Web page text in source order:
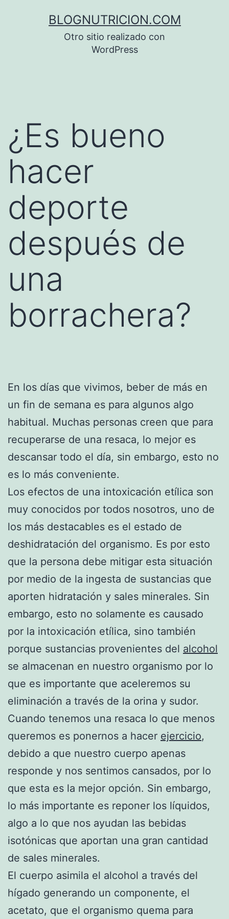
BLOGNUTRICION.COM
Otro sitio realizado con
WordPress
¿Es bueno
hacer
deporte
después de
una
borrachera?
En los días que vivimos, beber de más en
un fin de semana es para algunos algo
habitual. Muchas personas creen que para
recuperarse de una resaca, lo mejor es
descansar todo el día, sin embargo, esto no
es lo más conveniente.
Los efectos de una intoxicación etílica son
muy conocidos por todos nosotros, uno de
los más destacables es el estado de
deshidratación del organismo. Es por esto
que la persona debe mitigar esta situación
por medio de la ingesta de sustancias que
aporten hidratación y sales minerales. Sin
embargo, esto no solamente es causado
por la intoxicación etílica, sino también
porque sustancias provenientes del alcohol
se almacenan en nuestro organismo por lo
que es importante que aceleremos su
eliminación a través de la orina y sudor.
Cuando tenemos una resaca lo que menos
queremos es ponernos a hacer ejercicio,
debido a que nuestro cuerpo apenas
responde y nos sentimos cansados, por lo
que esta es la mejor opción. Sin embargo,
lo más importante es reponer los líquidos,
algo a lo que nos ayudan las bebidas
isotónicas que aportan una gran cantidad
de sales minerales.
El cuerpo asimila el alcohol a través del
hígado generando un componente, el
acetato, que el organismo quema para